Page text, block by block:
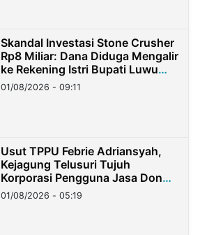
Skandal Investasi Stone Crusher
Rp8 Miliar: Dana Diduga Mengalir
ke Rekening Istri Bupati Luwu
Timur
01/08/2026 - 09:11
Usut TPPU Febrie Adriansyah,
Kejagung Telusuri Tujuh
Korporasi Pengguna Jasa Don
Ritto
01/08/2026 - 05:19